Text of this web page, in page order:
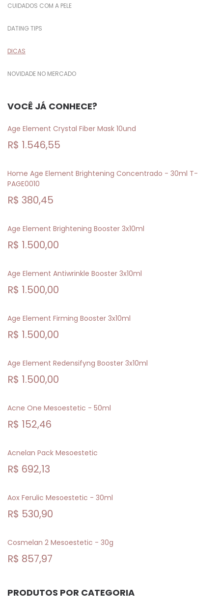
CUIDADOS COM A PELE
DATING TIPS
DICAS
NOVIDADE NO MERCADO
VOCÊ JÁ CONHECE?
Age Element Crystal Fiber Mask 10und
R$ 1.546,55
Home Age Element Brightening Concentrado - 30ml T-
PAGE0010
R$ 380,45
Age Element Brightening Booster 3x10ml
R$ 1.500,00
Age Element Antiwrinkle Booster 3x10ml
R$ 1.500,00
Age Element Firming Booster 3x10ml
R$ 1.500,00
Age Element Redensifyng Booster 3x10ml
R$ 1.500,00
Acne One Mesoestetic - 50ml
R$ 152,46
Acnelan Pack Mesoestetic
R$ 692,13
Aox Ferulic Mesoestetic - 30ml
R$ 530,90
Cosmelan 2 Mesoestetic - 30g
R$ 857,97
PRODUTOS POR CATEGORIA